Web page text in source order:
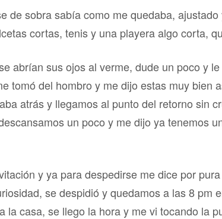
de sobra sabía como me quedaba,
cortas, tenis y una playera algo corta,
abrían sus ojos al verme, dude un poco y
tomó del hombro y me dijo estas muy
atrás y llegamos al punto del retorno sin
un poco y me dijo ya tenemos
y ya para despedirse me dice por
se despidió y quedamos a las 8
la casa, se llego la hora y me vi tocando la